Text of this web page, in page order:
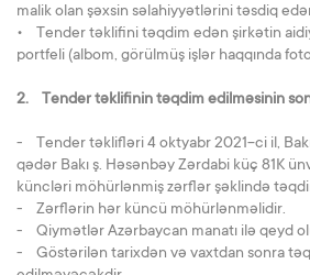
malik olan şəxsin səlahiyyətlərini təsdiq
• Tender təklifini təqdim edən şirkətin
portfeli (albom, görülmüş işlər haqqında
2. Tender təklifinin təqdim edilməsinin son
- Tender təklifləri 4 oktyabr 2021-ci il,
qədər Bakı ş. Həsənbəy Zərdabi küç 81K
küncləri möhürlənmiş zərflər şəklində
- Zərflərin hər küncü möhürlənməlidir.
- Qiymətlər Azərbaycan manatı ilə qeyd
- Göstərilən tarixdən və vaxtdan sonra